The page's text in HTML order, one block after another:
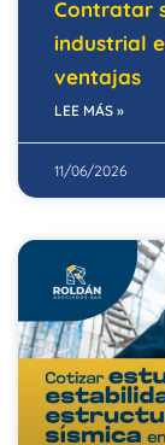
Contratar
industrial
ventajas
LEE MÁS »
11/06/2026